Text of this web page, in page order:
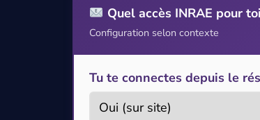
Quel accès INRAE pour
Configuration selon contexte
Tu te connectes depuis le